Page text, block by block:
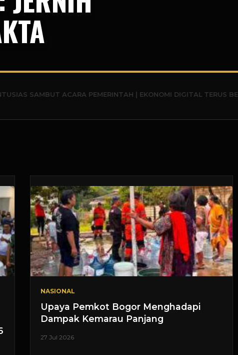
ACARA PEMERINTAH | EKONOMI DIGITAL TERUS BERKEMBANG
NASIONAL
Upaya Pemkot Bogor Menghadapi
Dampak Kemarau Panjang
27 Jul 2026